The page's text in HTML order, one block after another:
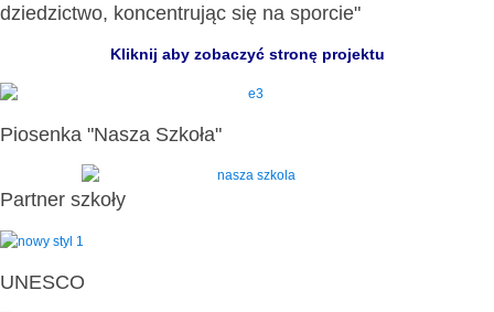
dziedzictwo, koncentrując się na sporcie"
Kliknij aby zobaczyć stronę projektu
Piosenka "Nasza Szkoła"
Partner szkoły
UNESCO